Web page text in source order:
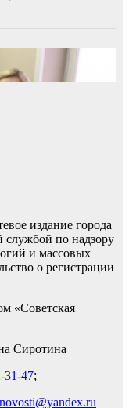
издание города
службой по надзору
и массовых
о регистрации
«Советская
Сиротина
31-47;